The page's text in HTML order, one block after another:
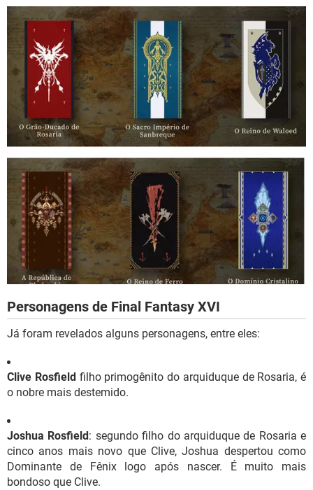
Personagens de Final Fantasy XVI
Já foram revelados alguns personagens, entre eles:
Clive Rosfield filho primogênito do arquiduque de Rosaria, é
o nobre mais destemido.
Joshua Rosfield : segundo filho do arquiduque de Rosaria e
cinco anos mais novo que Clive, Joshua despertou como
Dominante de Fênix logo após nascer. É muito mais
bondoso que Clive.